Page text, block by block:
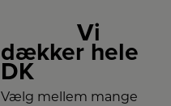
Vi
dækker hele
DK
Vælg mellem mange